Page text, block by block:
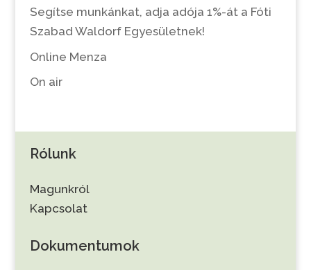
Segítse munkánkat, adja adója 1%-át a Fóti
Szabad Waldorf Egyesületnek!
Online Menza
On air
Rólunk
Magunkról
Kapcsolat
Dokumentumok